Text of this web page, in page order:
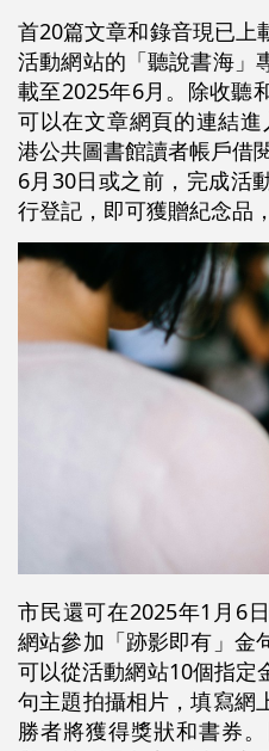
首20篇文章和錄音現已上
活動網站的「聽說書海」
載至2025年6月。除收聽
可以在文章網頁的連結進
港公共圖書館讀者帳戶借
6月30日或之前，完成活
行登記，即可獲贈紀念品
市民還可在2025年1月6
網站參加「跡影即有」金
可以從活動網站10個指定
句主題拍攝相片，填寫網
勝者將獲得獎狀和書券